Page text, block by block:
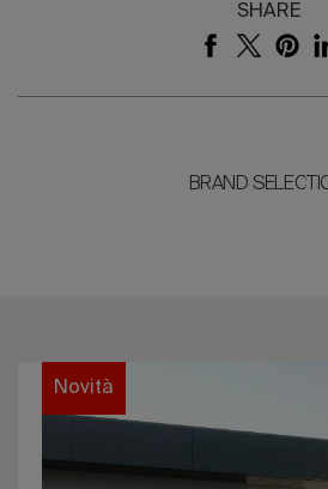
SHARE
BRAND
Lorvain
Novità